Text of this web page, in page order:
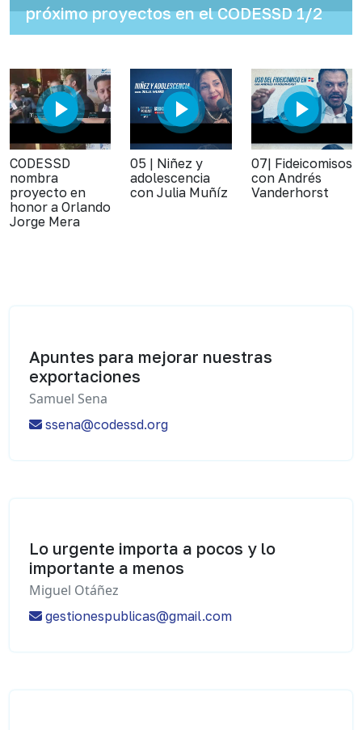
próximo proyectos en el CODESSD 1/2
CODESSD
nombra
proyecto en
honor a Orlando
Jorge Mera
05 | Niñez y
adolescencia
con Julia Muñíz
07| Fideicomisos
con Andrés
Vanderhorst
Apuntes para mejorar nuestras
exportaciones
Samuel Sena
ssena@codessd.org
Lo urgente importa a pocos y lo
importante a menos
Miguel Otáñez
gestionespublicas@gmail.com